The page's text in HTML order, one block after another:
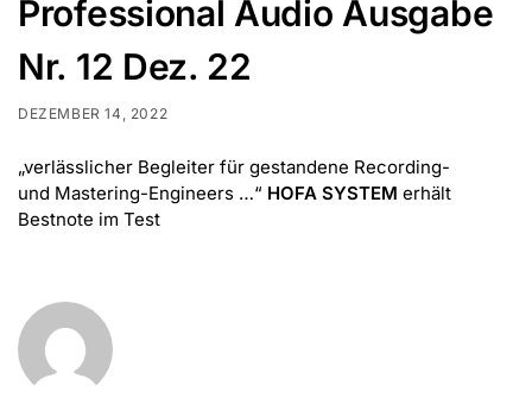
Professional Audio Ausgabe
Nr. 12 Dez. 22
DEZEMBER 14, 2022
„verlässlicher Begleiter für gestandene Recording-
und Mastering-Engineers …“ HOFA SYSTEM erhält
Bestnote im Test